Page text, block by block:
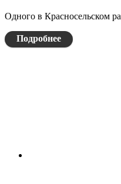
Одного в Красносельском
Подробнее